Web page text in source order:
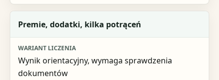
Premie, dodatki, kilka potrąceń
Wynik orientacyjny, wymaga sprawdzenia
dokumentów